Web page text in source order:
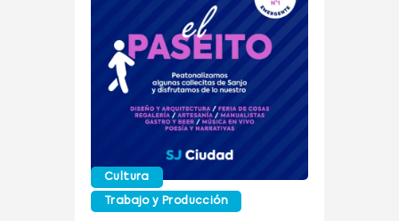
Cultura
Trabajo y Producción